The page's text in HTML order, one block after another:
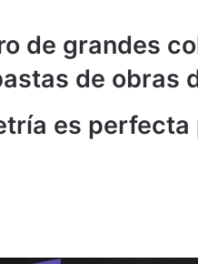
de grandes
de obras
es